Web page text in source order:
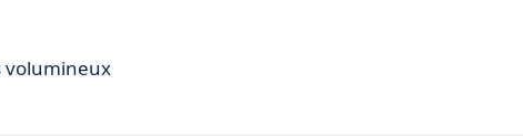
volumineux